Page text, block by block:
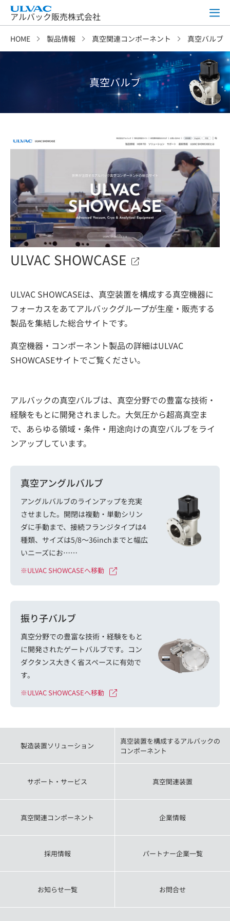
アルバック販売株式会社
HOME 製品情報 真空関連コンポーネント 真空バルブ
真空バルブ
ULVAC SHOWCASE
ULVAC SHOWCASEは、真空装置を構成する真空機器に
フォーカスをあてアルバックグループが生産・販売する
製品を集結した総合サイトです。
真空機器・コンポーネント製品の詳細はULVAC
SHOWCASEサイトでご覧ください。
アルバックの真空バルブは、真空分野での豊富な技術・
経験をもとに開発されました。大気圧から超高真空ま
で、あらゆる領域・条件・用途向けの真空バルブをライ
ンアップしています。
真空アングルバルブ
アングルバルブのラインアップを充実
させました。開閉は複動・単動シリン
ダに手動まで、接続フランジタイプは4
種類、サイズは5/8～36inchまでと幅広
いニーズにお……
※ULVAC SHOWCASEへ移動
振り子バルブ
真空分野での豊富な技術・経験をもと
に開発されたゲートバルブです。コン
ダクタンス大きく省スペースに有効で
す。
※ULVAC SHOWCASEへ移動
製造装置ソリューション
真空装置を構成するアルバックの
コンポーネント
サポート・サービス 真空関連装置
真空関連コンポーネント 企業情報
採用情報 パートナー企業一覧
お知らせ一覧 お問合せ